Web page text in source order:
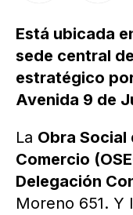
Está ubicada
sede central
estratégico
Avenida 9 de
La Obra Social
Comercio
Delegación
Moreno 651. Y